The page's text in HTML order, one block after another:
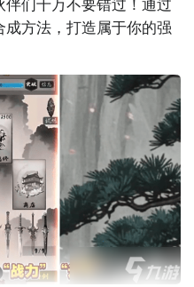
深度极强，适合喜欢沉
真游戏，界面简洁，内
闭关突破、宗门任务等方
比拼战力、争夺排行榜荣
文化为背景，玩家可选
副本、参与跨服PK。虽
方法，打造属于你的强